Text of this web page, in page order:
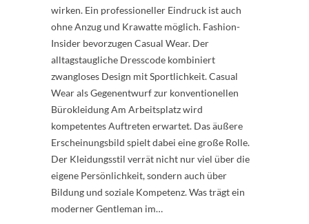
wirken. Ein professioneller Eindruck ist auch
ohne Anzug und Krawatte möglich. Fashion-
Insider bevorzugen Casual Wear. Der
alltagstaugliche Dresscode kombiniert
zwangloses Design mit Sportlichkeit. Casual
Wear als Gegenentwurf zur konventionellen
Bürokleidung Am Arbeitsplatz wird
kompetentes Auftreten erwartet. Das äußere
Erscheinungsbild spielt dabei eine große Rolle.
Der Kleidungsstil verrät nicht nur viel über die
eigene Persönlichkeit, sondern auch über
Bildung und soziale Kompetenz. Was trägt ein
moderner Gentleman im…